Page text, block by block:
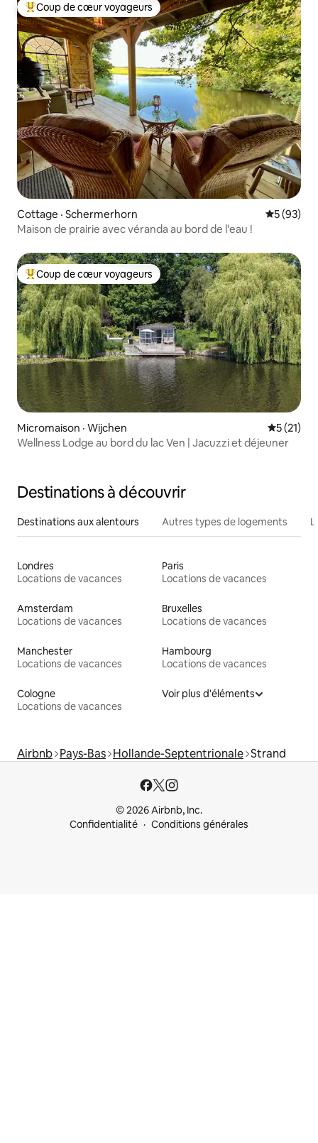
Coup de cœur voyageurs parmi les plus aimés
Coup de cœur voyageurs
Cottage · Schermerhorn Note
5 (93)
Maison de prairie avec véranda au bord de l'eau !
Coup de cœur voyageurs parmi les plus aimés
Coup de cœur voyageurs
Micromaison · Wijchen Note
5 (21)
Wellness Lodge au bord du lac Ven | Jacuzzi et déjeuner
Destinations à découvrir
Destinations aux alentours Autres types de logements
Londres
Locations de vacances
Paris
Locations de vacances
Amsterdam
Locations de vacances
Bruxelles
Locations de vacances
Manchester
Locations de vacances
Hambourg
Locations de vacances
Cologne
Locations de vacances
Voir plus d'éléments
Airbnb Pays-Bas Hollande-Septentrionale Strand
© 2026 Airbnb, Inc.
Confidentialité
Conditions générales